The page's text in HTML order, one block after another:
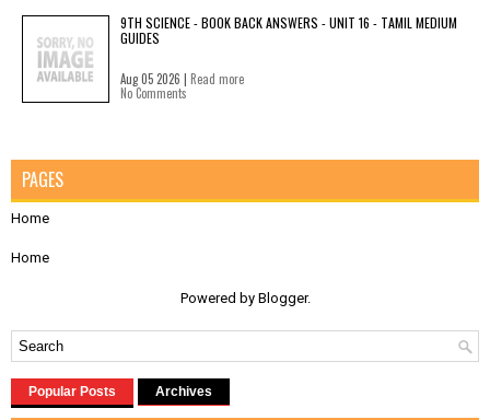
9TH SCIENCE - BOOK BACK ANSWERS - UNIT 16 - TAMIL MEDIUM
GUIDES
Aug 05 2026 | Read more
No Comments
PAGES
Home
Home
Powered by Blogger.
Popular Posts Archives